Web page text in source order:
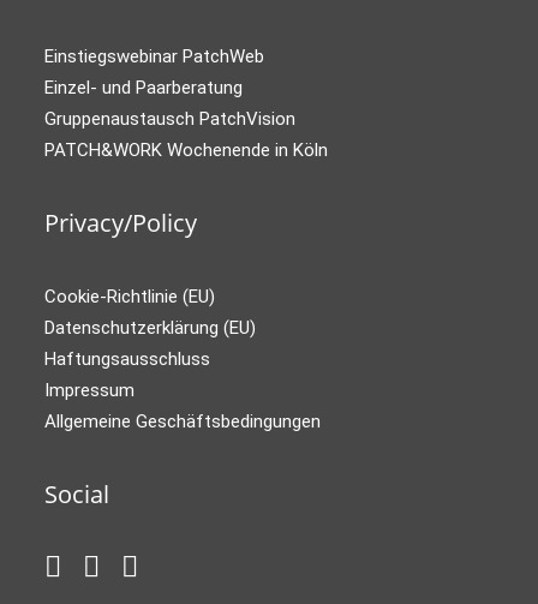
Einstiegswebinar PatchWeb
Einzel- und Paarberatung
Gruppenaustausch PatchVision
PATCH&WORK Wochenende in Köln
Privacy/Policy
Cookie-Richtlinie (EU)
Datenschutzerklärung (EU)
Haftungsausschluss
Impressum
Allgemeine Geschäftsbedingungen
Social